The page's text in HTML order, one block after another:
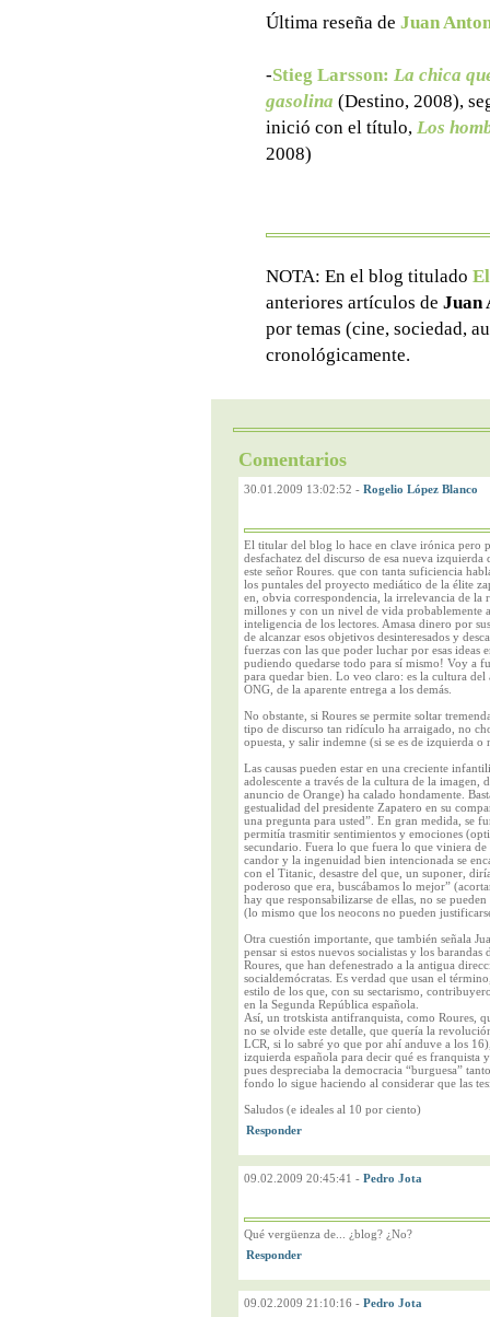
Última reseña de Juan
-Stieg Larsson: La chica
gasolina (Destino, 2008),
inició con el título, Los
2008)
NOTA: En el blog titulado
anteriores artículos de Juan
por temas (cine, sociedad,
cronológicamente.
Comentarios
30.01.2009 13:02:52 - Rogelio López Blanco
El titular del blog lo hace en clave irónica pero
desfachatez del discurso de esa nueva
este señor Roures. que con tanta suficiencia
los puntales del proyecto mediático de la élite
en, obvia correspondencia, la irrelevancia de la
millones y con un nivel de vida probablemente
inteligencia de los lectores. Amasa dinero por
de alcanzar esos objetivos desinteresados y
fuerzas con las que poder luchar por esas
pudiendo quedarse todo para sí mismo! Voy a
para quedar bien. Lo veo claro: es la cultura
ONG, de la aparente entrega a los demás.
No obstante, si Roures se permite soltar
tipo de discurso tan ridículo ha arraigado, no
opuesta, y salir indemne (si se es de izquierda o
Las causas pueden estar en una creciente
adolescente a través de la cultura de la
anuncio de Orange) ha calado hondamente.
gestualidad del presidente Zapatero en su
una pregunta para usted”. En gran medida, se
permitía trasmitir sentimientos y emociones
secundario. Fuera lo que fuera lo que viniera
candor y la ingenuidad bien intencionada se
con el Titanic, desastre del que, un suponer,
poderoso que era, buscábamos lo mejor”
hay que responsabilizarse de ellas, no se
(lo mismo que los neocons no pueden
Otra cuestión importante, que también señala
pensar si estos nuevos socialistas y los
Roures, que han defenestrado a la antigua
socialdemócratas. Es verdad que usan el
estilo de los que, con su sectarismo,
en la Segunda República española.
Así, un trotskista antifranquista, como Roures,
no se olvide este detalle, que quería la
LCR, si lo sabré yo que por ahí anduve a los
izquierda española para decir qué es
pues despreciaba la democracia “burguesa”
fondo lo sigue haciendo al considerar que las
Saludos (e ideales al 10 por ciento)
09.02.2009 20:45:41 - Pedro Jota
Qué vergüenza de... ¿blog? ¿No?
09.02.2009 21:10:16 - Pedro Jota